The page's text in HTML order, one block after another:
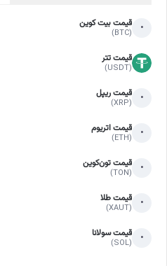
• قیمت بیت کوین
(BTC)
قیمت تتر
(USDT)
• قیمت ریپل
(XRP)
• قیمت اتریوم
(ETH)
• قیمت تون‌کوین
(TON)
• قیمت طلا
(XAUT)
• قیمت سولانا
(SOL)